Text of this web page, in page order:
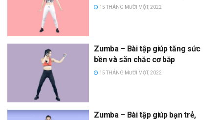
15 THÁNG MƯỜI MỘT, 2022
Zumba – Bài tập giúp tăng sức
bền và săn chắc cơ bắp
15 THÁNG MƯỜI MỘT, 2022
Zumba – Bài tập giúp bạn trẻ,